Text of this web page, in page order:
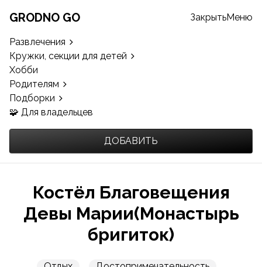
GRODNO GO
Развлечения
Кружки, секции для детей
Хобби
Родителям
Подборки
🧩 Для владельцев
ДОБАВИТЬ
ЗакрытьМеню
Костёл Благовещения
Девы Марии(Монастырь
бригиток)